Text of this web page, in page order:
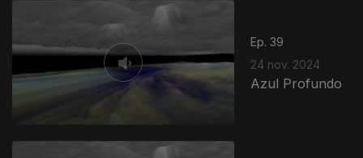
Ep. 39
24 nov. 2024
Azul Profundo